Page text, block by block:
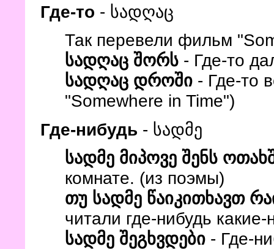
Где-то - სადღაც
Так перевели фильм
სადღაც შორს - Где-то
სადღაც დროში - Где-то
"Somewhere in Time")
Где-нибудь - სადმე
სადმე მიპოვე შენს
комнате. (из поэмы)
თუ სადმე წაიკითხავთ
читали где-нибудь
სადმე შეგხვდები - Где-